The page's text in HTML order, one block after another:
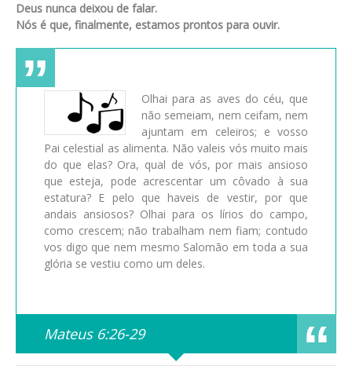
Deus nunca deixou de falar.
Nós é que, finalmente, estamos prontos para ouvir.
Olhai para as aves do céu, que
não semeiam, nem ceifam, nem
ajuntam em celeiros; e vosso
Pai celestial as alimenta. Não valeis vós muito mais
do que elas? Ora, qual de vós, por mais ansioso
que esteja, pode acrescentar um côvado à sua
estatura? E pelo que haveis de vestir, por que
andais ansiosos? Olhai para os lírios do campo,
como crescem; não trabalham nem fiam; contudo
vos digo que nem mesmo Salomão em toda a sua
glória se vestiu como um deles.
Mateus 6:26-29